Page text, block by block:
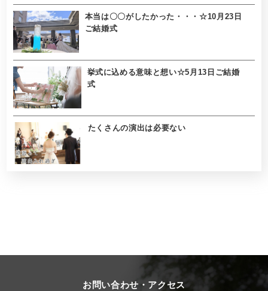
本当は〇〇がしたかった・・・☆10月23日
ご結婚式
挙式に込める意味と想い☆5月13日ご結婚
式
たくさんの演出は必要ない
お問い合わせ・アクセス